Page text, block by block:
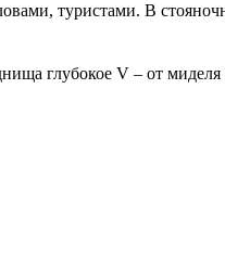
туристами. В
глубокое V – от